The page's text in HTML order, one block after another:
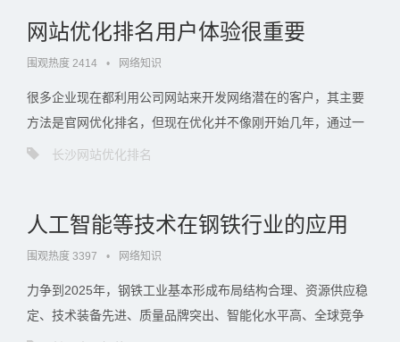
究，深入理。。。
网站优化排名用户体验很重要
围观热度 2414 • 网络知识
很多企业现在都利用公司网站来开发网络潜在的客户，其主要
方法是官网优化排名，但现在优化并不像刚开始几年，通过一
些作弊手段就能获得搜索引擎的排名，搜索引擎对网站的要求
长沙网站优化排名
人工智能等技术在钢铁行业的应用
围观热度 3397 • 网络知识
力争到2025年，钢铁工业基本形成布局结构合理、资源供应稳
定、技术装备先进、质量品牌突出、智能化水平高、全球竞争